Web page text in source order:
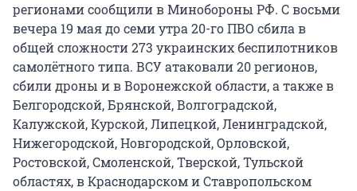
регионами сообщили в Минобороны РФ. С восьми
вечера 19 мая до семи утра 20-го ПВО сбила в
общей сложности 273 украинских беспилотников
самолётного типа. ВСУ атаковали 20 регионов,
сбили дроны и в Воронежской области, а также в
Белгородской, Брянской, Волгоградской,
Калужской, Курской, Липецкой, Ленинградской,
Нижегородской, Новгородской, Орловской,
Ростовской, Смоленской, Тверской, Тульской
областях, в Краснодарском и Ставропольском